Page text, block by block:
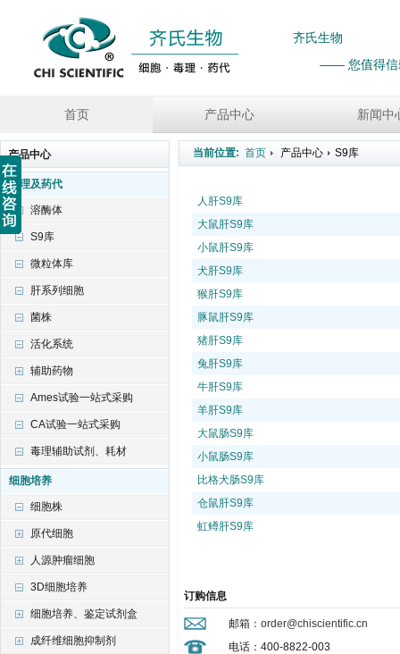
齐氏生物
—— 您值得信
首页 产品中心 新闻中
产品中心
毒理及药代
溶酶体
S9库
微粒体库
肝系列细胞
菌株
活化系统
辅助药物
Ames试验一站式采购
CA试验一站式采购
毒理辅助试剂、耗材
细胞培养
细胞株
原代细胞
人源肿瘤细胞
3D细胞培养
细胞培养、鉴定试剂盒
成纤维细胞抑制剂